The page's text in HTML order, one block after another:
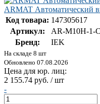
ARMAT Автоматический
Код товара: 147305617
Артикул:
AR-M10H-1-
Бренд:
IEK
На складе 8 шт
Обновлено 07.08.2026
Цена для юр. лиц:
2 155.74 руб. / шт
-